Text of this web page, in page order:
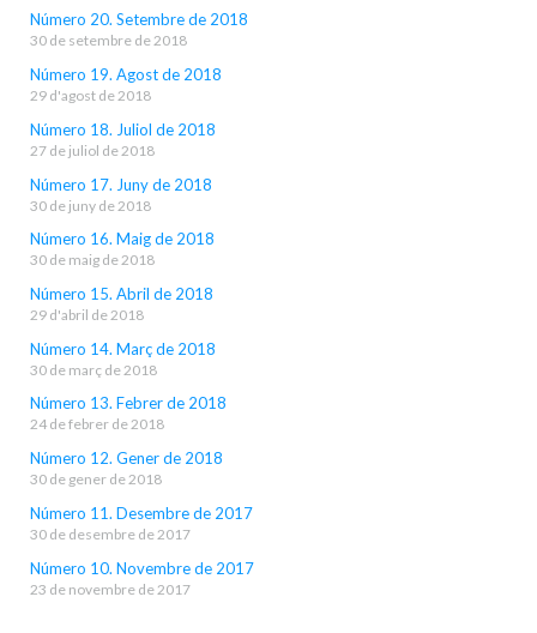
Número 20. Setembre de 2018
30 de setembre de 2018
Número 19. Agost de 2018
29 d'agost de 2018
Número 18. Juliol de 2018
27 de juliol de 2018
Número 17. Juny de 2018
30 de juny de 2018
Número 16. Maig de 2018
30 de maig de 2018
Número 15. Abril de 2018
29 d'abril de 2018
Número 14. Març de 2018
30 de març de 2018
Número 13. Febrer de 2018
24 de febrer de 2018
Número 12. Gener de 2018
30 de gener de 2018
Número 11. Desembre de 2017
30 de desembre de 2017
Número 10. Novembre de 2017
23 de novembre de 2017